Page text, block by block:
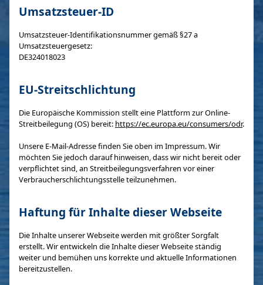
Umsatzsteuer-ID
Umsatzsteuer-Identifikationsnummer gemäß §27 a
Umsatzsteuergesetz:
DE324018023
EU-Streitschlichtung
Die Europäische Kommission stellt eine Plattform zur Online-
Streitbeilegung (OS) bereit: https://ec.europa.eu/consumers/odr.
Unsere E-Mail-Adresse finden Sie oben im Impressum. Wir
möchten Sie jedoch darauf hinweisen, dass wir nicht bereit oder
verpflichtet sind, an Streitbeilegungsverfahren vor einer
Verbraucherschlichtungsstelle teilzunehmen.
Haftung für Inhalte dieser Webseite
Die Inhalte unserer Webseite werden mit größter Sorgfalt
erstellt. Wir entwickeln die Inhalte dieser Webseite ständig
weiter und bemühen uns korrekte und aktuelle Informationen
bereitzustellen.